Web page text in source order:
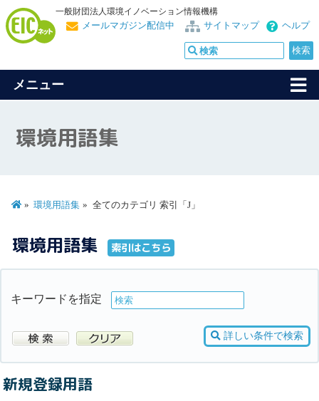
一般財団法人環境イノベーション情報機構
ヘルプ
サイトマップ
メールマガジン配信中
メニュー
環境用語集
環境用語集 全てのカテゴリ 索引「J」
環境用語集 索引はこちら
キーワードを指定
詳しい条件で検索
新規登録用語